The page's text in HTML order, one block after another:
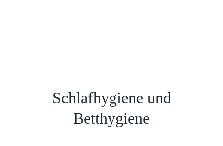
Schlafhygiene und
Betthygiene